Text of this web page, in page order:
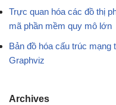
Trực quan hóa các đồ thị
mã phần mềm quy mô lớn
Bản đồ hóa cấu trúc
Graphviz
Archives